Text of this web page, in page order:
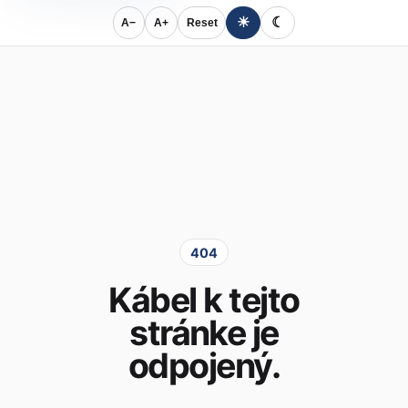
A− A+ Reset ☀ ☾
404
Kábel k tejto
stránke je
odpojený.